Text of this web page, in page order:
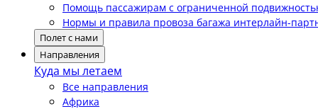
Помощь пассажирам с ограниченной
Нормы и правила провоза багажа интерлайн-
Полет с нами
Направления
Куда мы летаем
Все направления
Африка